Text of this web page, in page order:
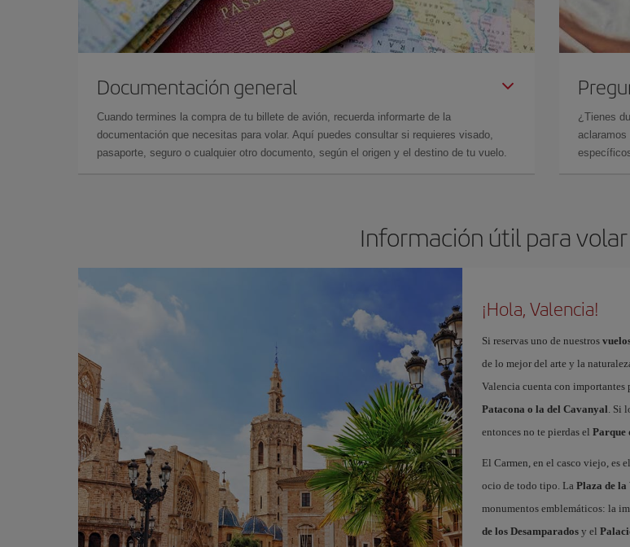
Documentación general
Cuando termines la compra de tu billete de avión, recuerda informarte de la
documentación que necesitas para volar. Aquí puedes consultar si requieres visado,
pasaporte, seguro o cualquier otro documento, según el origen y el destino de tu vuelo.
¿Tienes
Información útil para
¡Hola, Valencia!
Si reservas uno de nuestros
de lo mejor del arte y la
Valencia cuenta con importantes
Patacona o la del Cavanyal. Si
entonces no te pierdas el Parque
El Carmen, en el casco viejo, es
ocio de todo tipo. La Plaza de
monumentos emblemáticos: la
de los Desamparadosy el